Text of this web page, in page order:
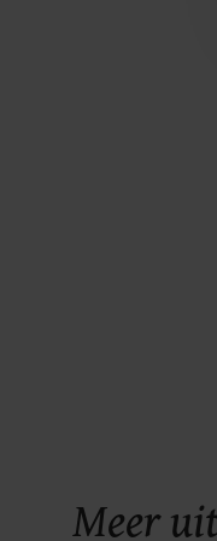
Meer